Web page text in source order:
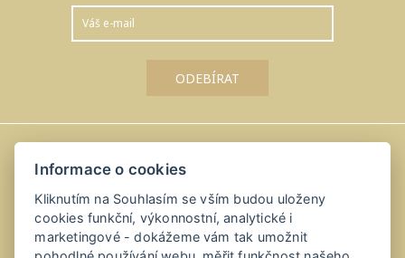
Amálka u Řípu
Straškov-Vodochody 24, 41184 Straškov-Vodochody
+420 416 811 114
Informace o cookies
Kliknutím na Souhlasím se vším budou uloženy
cookies funkční, výkonnostní, analytické i
marketingové - dokážeme vám tak umožnit